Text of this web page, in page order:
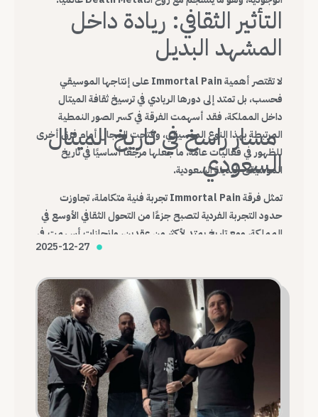
التأثير الثقافي: ريادة داخل
المشهد البديل
لا تقتصر أهمية Immortal Pain على إنتاجها الموسيقي
فحسب، بل تمتد إلى دورها الريادي في ترسيخ ثقافة الميتال
داخل المملكة، فقد أسهمت الفرقة في كسر الصور النمطية
المرتبطة بهذا النوع الموسيقي، وفتحت المجال أمام فرق أخرى
للظهور في فعاليات عامة، ما جعلها مرجعًا أساسيًا في تاريخ
الموسيقى البديلة السعودية.
مسار راسخ في تاريخ الميتال
السعودي
تمثل فرقة Immortal Pain تجربة فنية متكاملة، تجاوزت
حدود التجربة الفردية لتصبح جزءًا من التحول الثقافي الأوسع في
المملكة، ومع تاريخ يمتد لأكثر من عقدين، وإنجازات أسهمت في
تغيير شكل المشهد، تظل Immortal Pain واحدة من أهم
2025-12-27